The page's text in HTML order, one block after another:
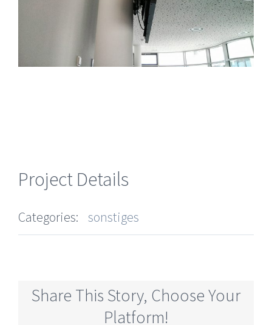
Project Details
Categories: sonstiges
Share This Story, Choose Your
Platform!